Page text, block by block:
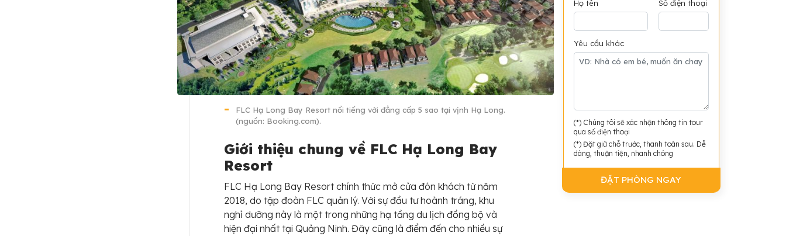
FLC Hạ Long Bay Resort nổi tiếng với đẳng cấp 5 sao tại vịnh Hạ Long.
(nguồn: Booking.com).
Giới thiệu chung về FLC Hạ Long Bay
Resort
FLC Hạ Long Bay Resort chính thức mở cửa đón khách từ năm
2018, do tập đoàn FLC quản lý. Với sự đầu tư hoành tráng, khu
nghỉ dưỡng này là một trong những hạ tầng du lịch đồng bộ và
hiện đại nhất tại Quảng Ninh. Đây cũng là điểm đến cho nhiều sự
Họ tên Số điện thoại
Yêu cầu khác
(*) Chúng tôi sẽ xác nhận thông tin tour
qua số điện thoại
(*) Đặt giữ chỗ trước, thanh toán sau. Dễ
dàng, thuận tiện, nhanh chóng
ĐẶT PHÒNG NGAY